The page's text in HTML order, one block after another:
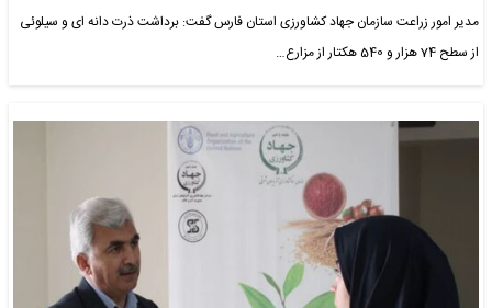
مدیر امور زراعت سازمان جهاد کشاورزی استان فارس گفت: برداشت ذرت دانه ای و سیلوئی
از سطح 74 هزار و 540 هکتار از مزارع…